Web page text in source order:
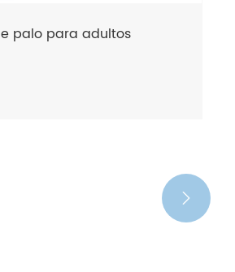
palo para adultos
